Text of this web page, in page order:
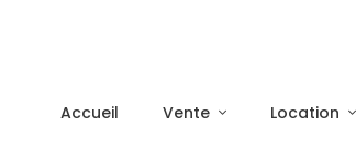
Accueil Vente Location